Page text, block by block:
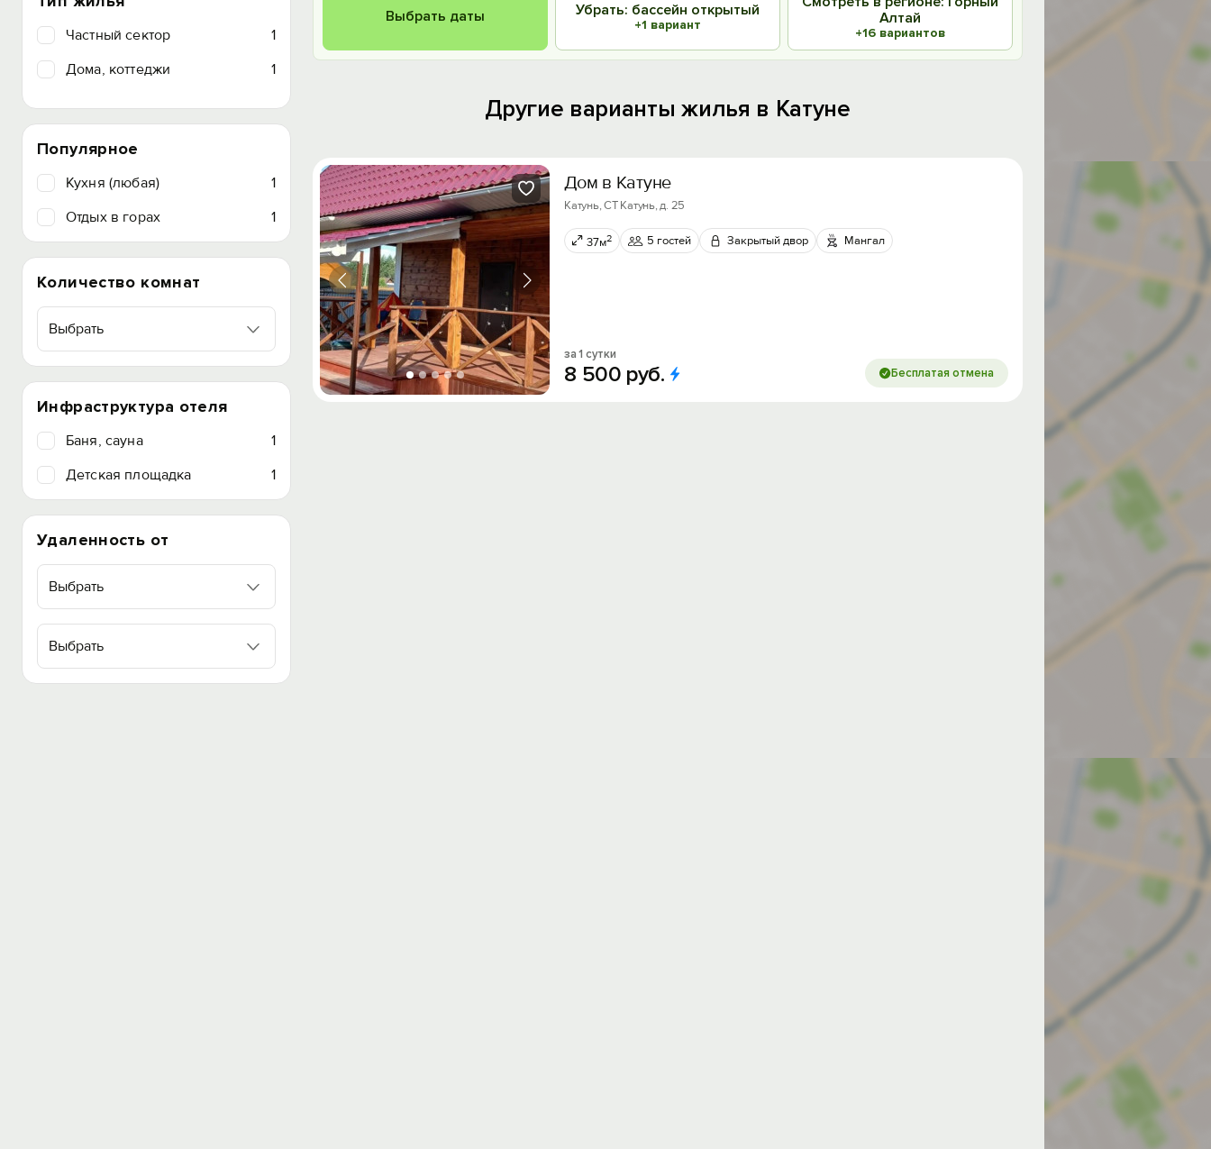
Частный сектор
1
Дома, коттеджи
1
Популярное
Кухня (любая)
1
Отдых в горах
1
Количество комнат
Выбрать
Инфраструктура отеля
Баня, сауна
1
Детская площадка
1
Удаленность от
Выбрать
Выбрать
Выбрать даты Убрать: бассейн открытый
+1 вариант
Алтай
+16 вариантов
Другие варианты жилья в Катуне
Дом в Катуне
Катунь, СТ Катунь, д. 25
37м2 5 гостей Закрытый двор Мангал
за 1 сутки
8 500 руб. Бесплатая отмена